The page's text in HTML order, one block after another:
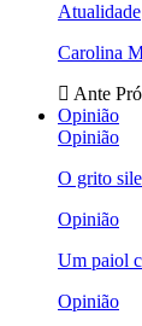
Atualidade
Carolina
Ante
Opinião
Opinião
O grito
Opinião
Um paiol
Opinião